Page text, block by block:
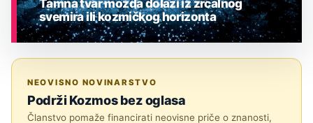
svemira ili kozmičkog horizonta
NEOVISNO NOVINARSTVO
Podrži Kozmos bez oglasa
Članstvo pomaže financirati neovisne priče o znanosti,